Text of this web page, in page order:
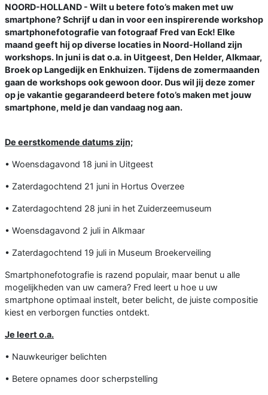
NOORD-HOLLAND - Wilt u betere foto’s maken met uw
smartphone? Schrijf u dan in voor een inspirerende workshop
smartphonefotografie van fotograaf Fred van Eck! Elke
maand geeft hij op diverse locaties in Noord-Holland zijn
workshops. In juni is dat o.a. in Uitgeest, Den Helder, Alkmaar,
Broek op Langedijk en Enkhuizen. Tijdens de zomermaanden
gaan de workshops ook gewoon door. Dus wil jij deze zomer
op je vakantie gegarandeerd betere foto’s maken met jouw
smartphone, meld je dan vandaag nog aan.
De eerstkomende datums zijn;
• Woensdagavond 18 juni in Uitgeest
• Zaterdagochtend 21 juni in Hortus Overzee
• Zaterdagochtend 28 juni in het Zuiderzeemuseum
• Woensdagavond 2 juli in Alkmaar
• Zaterdagochtend 19 juli in Museum Broekerveiling
Smartphonefotografie is razend populair, maar benut u alle
mogelijkheden van uw camera? Fred leert u hoe u uw
smartphone optimaal instelt, beter belicht, de juiste compositie
kiest en verborgen functies ontdekt.
Je leert o.a.
• Nauwkeuriger belichten
• Betere opnames door scherpstelling